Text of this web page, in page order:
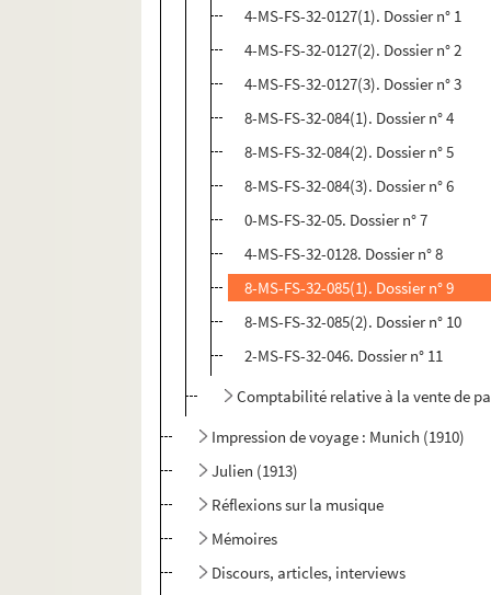
4-MS-FS-32-0127(1). Dossier n° 1
4-MS-FS-32-0127(2). Dossier n° 2
4-MS-FS-32-0127(3). Dossier n° 3
8-MS-FS-32-084(1). Dossier n° 4
8-MS-FS-32-084(2). Dossier n° 5
8-MS-FS-32-084(3). Dossier n° 6
0-MS-FS-32-05. Dossier n° 7
4-MS-FS-32-0128. Dossier n° 8
8-MS-FS-32-085(1). Dossier n° 9
8-MS-FS-32-085(2). Dossier n° 10
2-MS-FS-32-046. Dossier n° 11
Comptabilité relative à la vente de
Impression de voyage : Munich (1910)
Julien (1913)
Réflexions sur la musique
Mémoires
Discours, articles, interviews